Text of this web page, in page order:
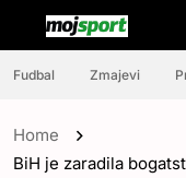
Fudbal Zmajevi
Home
BiH je zaradila